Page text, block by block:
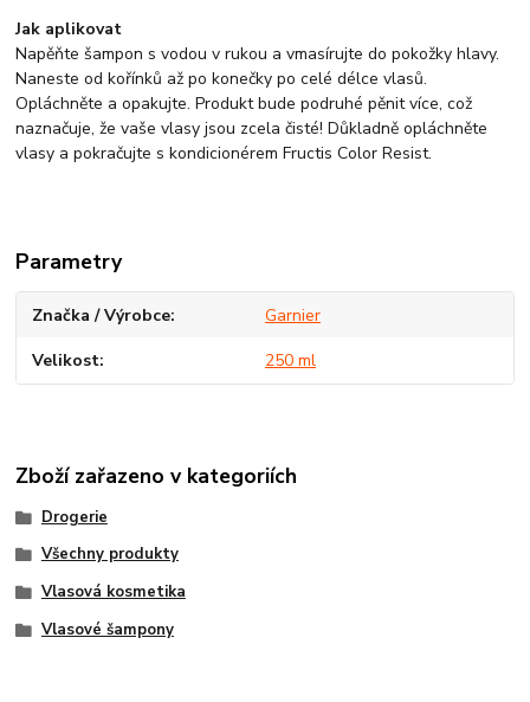
Jak aplikovat
Napěňte šampon s vodou v rukou a vmasírujte do pokožky hlavy.
Naneste od kořínků až po konečky po celé délce vlasů.
Opláchněte a opakujte. Produkt bude podruhé pěnit více, což
naznačuje, že vaše vlasy jsou zcela čisté! Důkladně opláchněte
vlasy a pokračujte s kondicionérem Fructis Color Resist.
Parametry
Značka / Výrobce Garnier
Velikost 250 ml
Zboží zařazeno v kategoriích
Drogerie
Všechny produkty
Vlasová kosmetika
Vlasové šampony